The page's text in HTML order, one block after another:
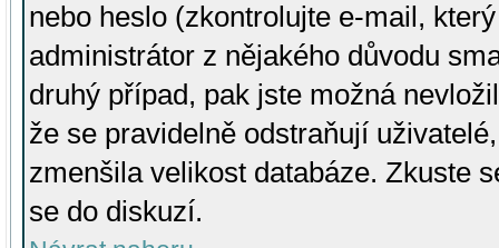
nebo heslo (zkontrolujte e-mail,
administrátor z nějakého důvodu
druhý případ, pak jste možná
že se pravidelně odstraňují
zmenšila velikost databáze. Zkuste
se do diskuzí.